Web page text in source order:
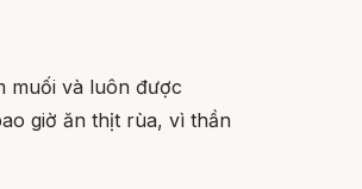
muối và luôn được
giờ ăn thịt rùa, vì thần